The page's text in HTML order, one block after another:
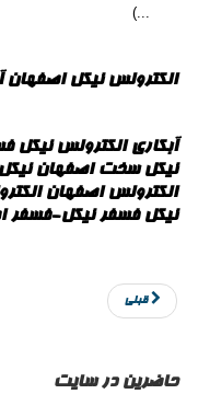
...)
الکترولس نیکل اصفهان
آبکاری الکترولس نیکل
نیکل سخت اصفهان نیکل
الکترولس اصفهان
نیکل فسفر نیکل-فسفر
قبلی
حاضرین در سایت